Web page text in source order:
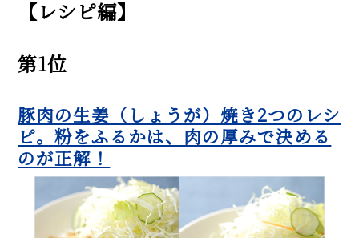
【レシピ編】
第1位
豚肉の生姜（しょうが）焼き2つのレシ
ピ。粉をふるかは、肉の厚みで決める
のが正解！